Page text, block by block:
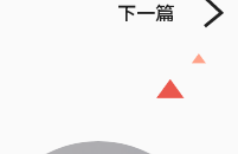
下一篇
Previous